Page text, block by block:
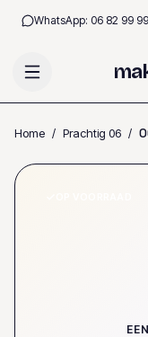
WhatsApp: 06 82 99
Home / Prachtig 06 / 0